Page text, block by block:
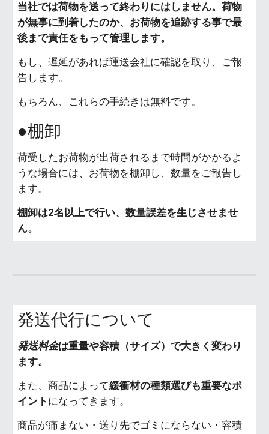
当社では荷物を送って終わりにはしません。荷物
が無事に到着したのか、お荷物を追跡する事で最
後まで責任をもって管理します。
もし、遅延があれば運送会社に確認を取り、ご報
告します。
もちろん、これらの手続きは無料です。
●棚卸
荷受したお荷物が出荷されるまで時間がかかるよ
うな場合には、お荷物を棚卸し、数量をご報告し
ます。
棚卸は2名以上で行い、数量誤差を生じさせませ
ん。
発送代行について
発送料金は重量や容積（サイズ）で大きく変わり
ます。
また、商品によって緩衝材の種類選びも重要なポ
イント になってきます。
商品が痛まない・送り先でゴミにならない・容積